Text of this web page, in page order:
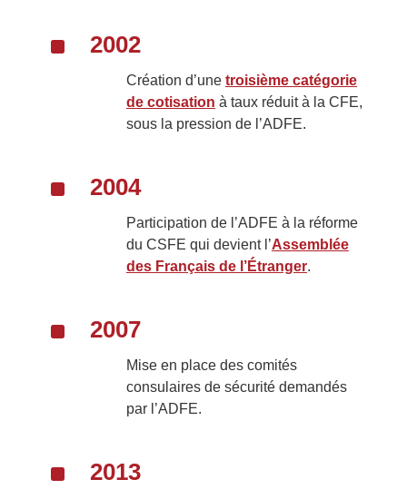
^ 2002
Création d’une troisième catégorie
de cotisation à taux réduit à la CFE,
sous la pression de l’ADFE.
^ 2004
Participation de l’ADFE à la réforme
du CSFE qui devient l’Assemblée
des Français de l’Étranger.
^ 2007
Mise en place des comités
consulaires de sécurité demandés
par l’ADFE.
^ 2013